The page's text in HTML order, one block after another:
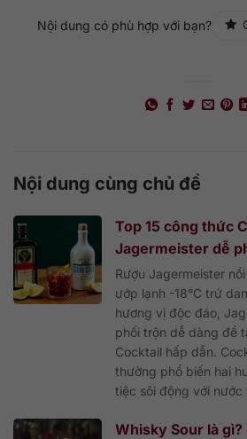
Nội dung có phù hợp với bạn?
Nội dung cùng chủ đề
Top 15 công thức
Jagermeister dễ
Rượu Jagermeister
ướp lạnh -18°C trứ
hương vị độc đáo,
phối trộn dễ dàng để
Cocktail hấp dẫn.
thường phổ biến hai
tiệc sôi động với nước
Whisky Sour là